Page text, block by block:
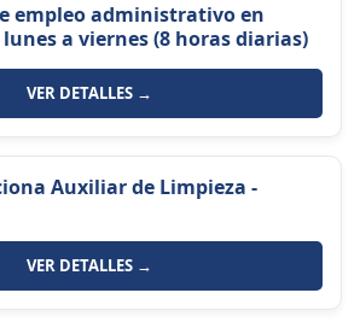
empleo administrativo en
a viernes (8 horas diarias)
VER DETALLES →
Auxiliar de Limpieza -
VER DETALLES →